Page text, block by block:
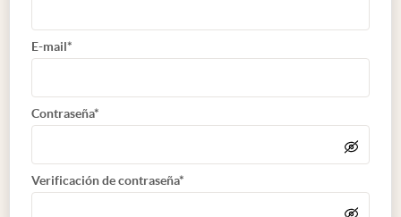
E-mail*
Contraseña*
Verificación de contraseña*